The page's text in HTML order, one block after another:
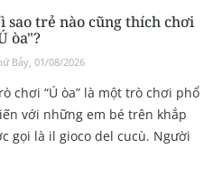
sao trẻ nào cũng thích chơi
òa"?
Bảy, 01/08/2026
chơi “Ú òa” là một trò chơi phổ
với những em bé trên khắp
gọi là il gioco del cucù. Người